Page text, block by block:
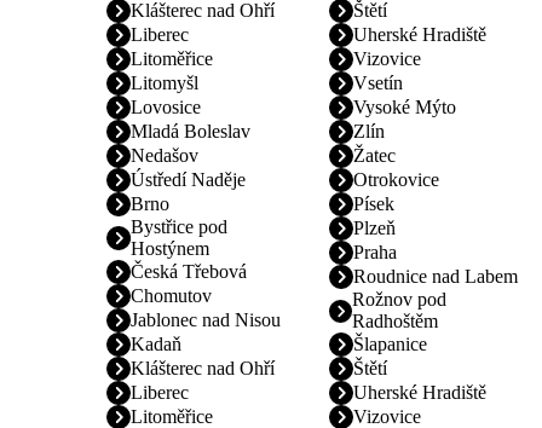
Klášterec nad Ohří
Liberec
Litoměřice
Litomyšl
Lovosice
Mladá Boleslav
Nedašov
Štětí
Uherské Hradiště
Vizovice
Vsetín
Vysoké Mýto
Zlín
Žatec
Ústředí Naděje
Brno
Bystřice pod
Hostýnem
Česká Třebová
Chomutov
Jablonec nad Nisou
Kadaň
Klášterec nad Ohří
Liberec
Litoměřice
Otrokovice
Písek
Plzeň
Praha
Roudnice nad Labem
Rožnov pod
Radhoštěm
Šlapanice
Štětí
Uherské Hradiště
Vizovice